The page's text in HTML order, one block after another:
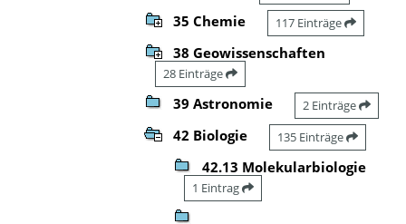
35 Chemie 117 Einträge
38 Geowissenschaften
28 Einträge
39 Astronomie 2 Einträge
42 Biologie 135 Einträge
42.13 Molekularbiologie
1 Eintrag